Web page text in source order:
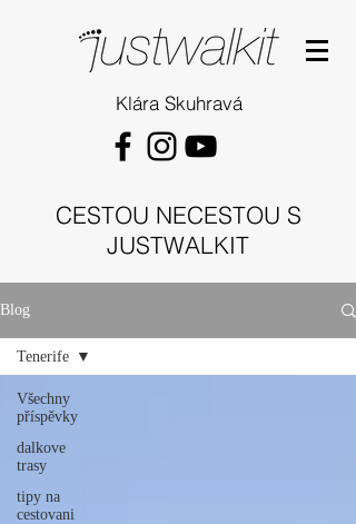
Klára Skuhravá
CESTOU NECESTOU S
JUSTWALKIT
Blog
Všechny
příspěvky
dalkove
trasy
tipy na
cestovani
Tenerife